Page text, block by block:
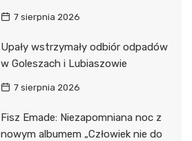
7 sierpnia 2026
Upały wstrzymały odbiór odpadów
w Goleszach i Lubiaszowie
7 sierpnia 2026
Fisz Emade: Niezapomniana noc z
nowym albumem „Człowiek nie do